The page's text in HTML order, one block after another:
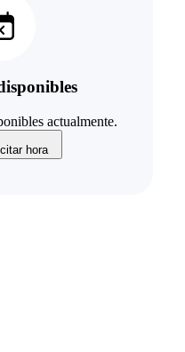
actualmente.
hora